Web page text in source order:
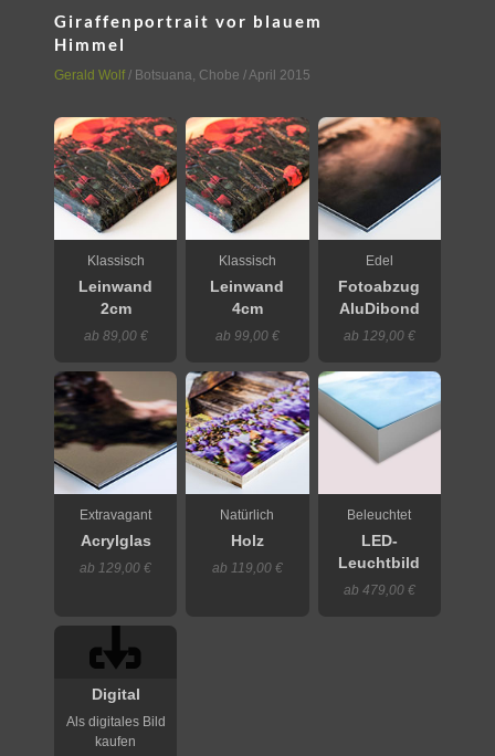
Giraffenportrait vor blauem
Himmel
Gerald Wolf / Botsuana, Chobe / April 2015
Klassisch
Leinwand
2cm
ab 89,00 €
Klassisch
Leinwand
4cm
ab 99,00 €
Edel
Fotoabzug
AluDibond
ab 129,00 €
Extravagant
Acrylglas
ab 129,00 €
Natürlich
Holz
ab 119,00 €
Beleuchtet
LED-
Leuchtbild
ab 479,00 €
Digital
Als digitales Bild
kaufen